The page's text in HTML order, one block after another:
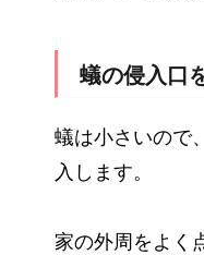
蟻の侵入口
蟻は小さいので
入します。
家の外周をよく